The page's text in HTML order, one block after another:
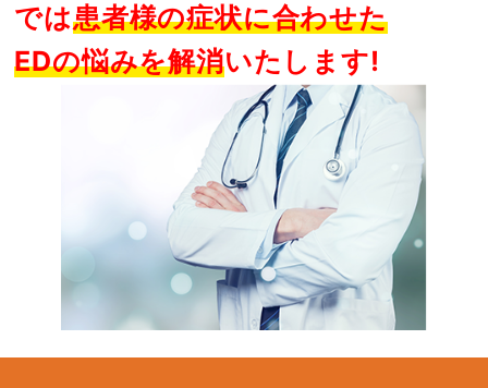
では患者様の症状に合わせた
EDの悩みを解消いたします!